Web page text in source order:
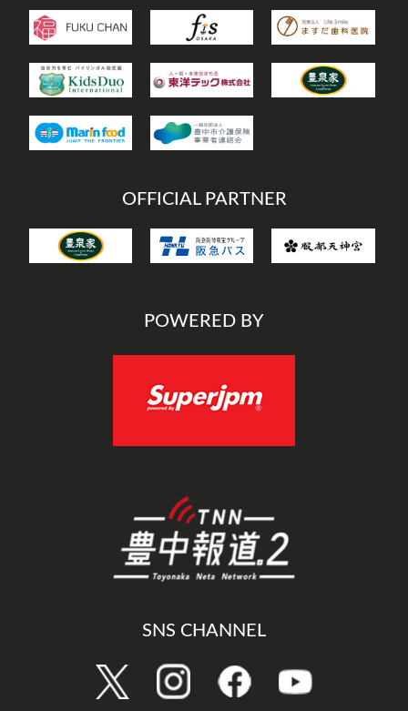
OFFICIAL PARTNER
POWERED BY
SNS CHANNEL